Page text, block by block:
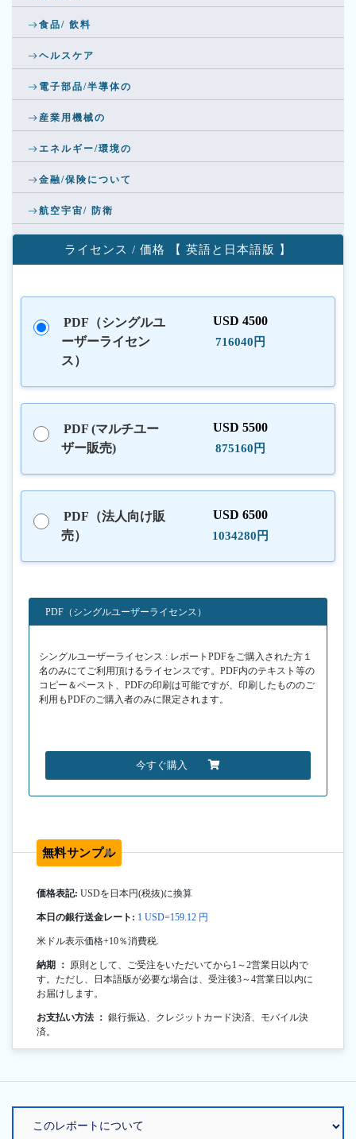
食品/ 飲料
ヘルスケア
電子部品/半導体の
産業用機械の
エネルギー/環境の
金融/保険について
航空宇宙/ 防衛
ライセンス / 価格 【 英語と日本語版 】
PDF（シングルユ
ーザーライセン
ス）
USD 4500
716040円
PDF (マルチユー
ザー販売)
USD 5500
875160円
PDF（法人向け販
売）
USD 6500
1034280円
PDF（シングルユーザーライセンス）
シングルユーザーライセンス : レポートPDFをご購入された方１
名のみにてご利用頂けるライセンスです。PDF内のテキスト等の
コピー＆ペースト、PDFの印刷は可能ですが、印刷したもののご
利用もPDFのご購入者のみに限定されます。
今すぐ購入
無料サンプル
価格表記: USDを日本円(税抜)に換算
本日の銀行送金レート: 1 USD=159.12 円
米ドル表示価格+10％消費税.
納期 ： 原則として、ご受注をいただいてから1～2営業日以内で
す。ただし、日本語版が必要な場合は、受注後3～4営業日以内に
お届けします。
お支払い方法 ： 銀行振込、クレジットカード決済、モバイル決
済。